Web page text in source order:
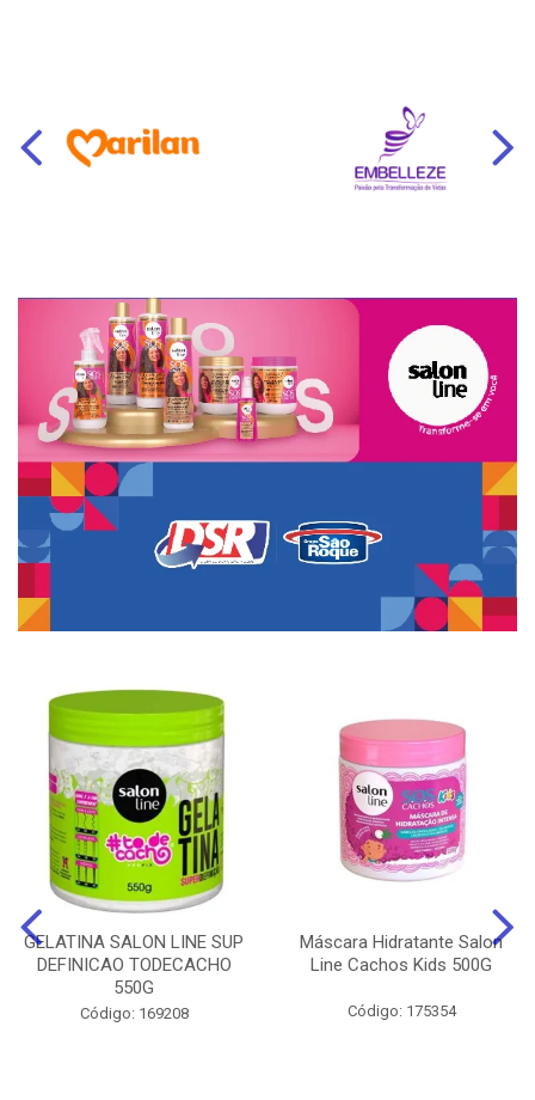
GELATINA SALON LINE SUP
DEFINICAO TODECACHO
550G
Código: 169208
Máscara Hidratante Salon
Line Cachos Kids 500G
Código: 175354